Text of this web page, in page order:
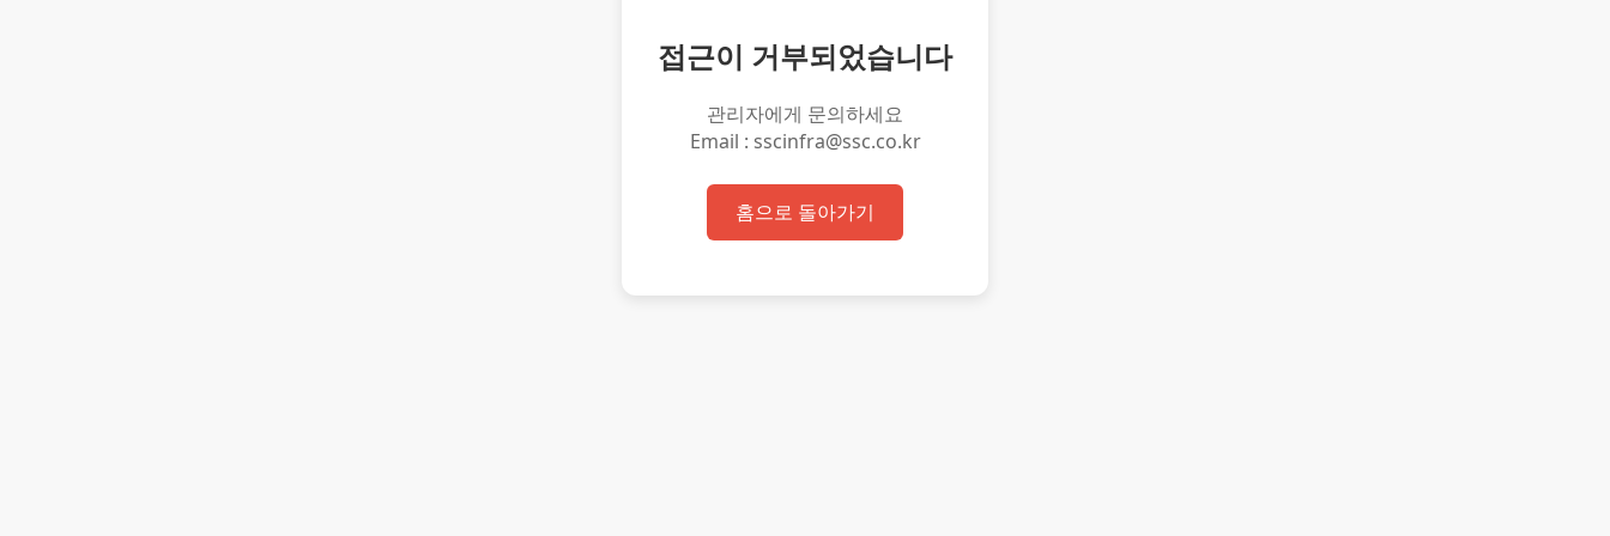
접근이 거부되었습니다
관리자에게 문의하세요
Email : sscinfra@ssc.co.kr
홈으로 돌아가기